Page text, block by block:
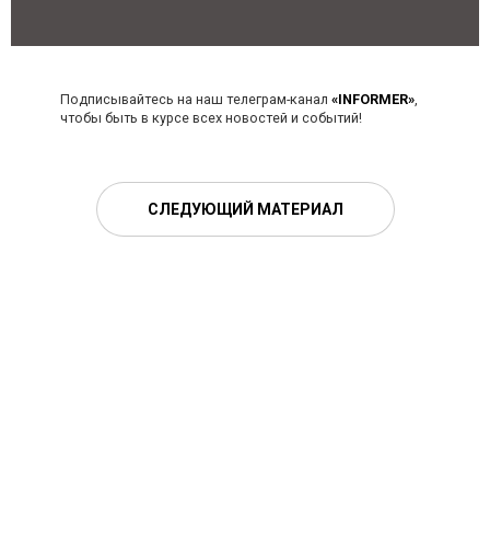
Подписывайтесь на наш телеграм-канал «INFORMER»,
чтобы быть в курсе всех новостей и событий!
СЛЕДУЮЩИЙ МАТЕРИАЛ